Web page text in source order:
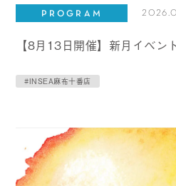
PROGRAM
【8月13日開催】新月イベン
#INSEA麻布十番店